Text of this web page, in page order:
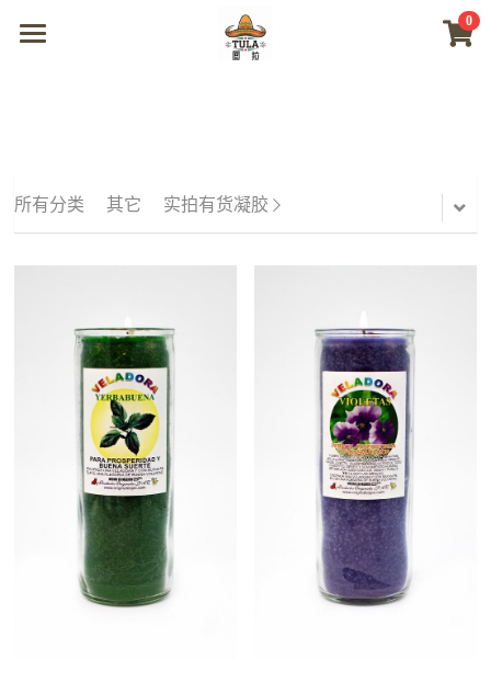
0
我们
登录
搜索
所有分类 其它 实拍有货凝胶
×
商品分类